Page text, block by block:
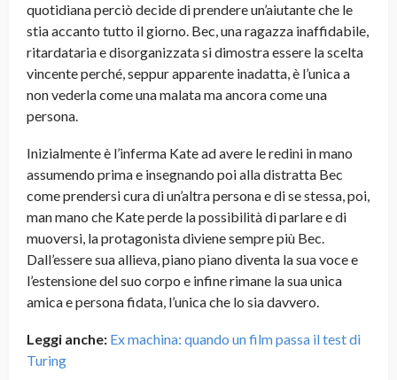
quotidiana perciò decide di prendere un’aiutante che le
stia accanto tutto il giorno. Bec, una ragazza inaffidabile,
ritardataria e disorganizzata si dimostra essere la scelta
vincente perché, seppur apparente inadatta, è l’unica a
non vederla come una malata ma ancora come una
persona.
Inizialmente è l’inferma Kate ad avere le redini in mano
assumendo prima e insegnando poi alla distratta Bec
come prendersi cura di un’altra persona e di se stessa, poi,
man mano che Kate perde la possibilità di parlare e di
muoversi, la protagonista diviene sempre più Bec.
Dall’essere sua allieva, piano piano diventa la sua voce e
l’estensione del suo corpo e infine rimane la sua unica
amica e persona fidata, l’unica che lo sia davvero.
Leggi anche: Ex machina: quando un film passa il test di
Turing